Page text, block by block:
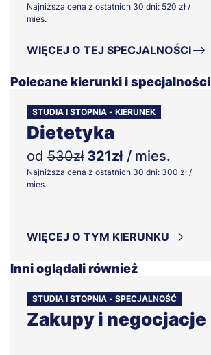
Najniższa cena z ostatnich 30 dni: 520 zł /
mies.
WIĘCEJ O TEJ SPECJALNOŚCI
Polecane kierunki i specjalności
STUDIA I STOPNIA - KIERUNEK
Dietetyka
od 530zł 321zł / mies.
Najniższa cena z ostatnich 30 dni: 300 zł /
mies.
WIĘCEJ O TYM KIERUNKU
Inni oglądali również
STUDIA I STOPNIA - SPECJALNOŚĆ
Zakupy i negocjacje